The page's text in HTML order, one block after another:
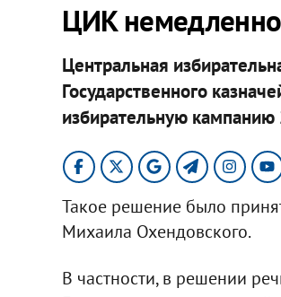
ЦИК
Центральная
Государственного
избирательную кампанию
Такое решение было
Михаила Охендовского.
В частности, в решении